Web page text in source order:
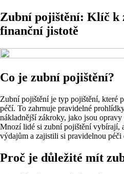
Zubní pojištění: Klíč k
finanční jistotě
Co je zubní pojištění?
Zubní pojištění je typ pojištění, které
péčí. To zahrnuje pravidelné
nákladnější zákroky, jako jsou
Mnozí lidé si zubní pojištění vybírají,
výdajům a zajistili si pravidelnou péči
Proč je důležité mít